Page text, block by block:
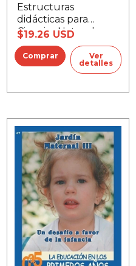
Estructuras
didácticas para
Ciencias Naturales
$19.26 USD
Ver
detalles